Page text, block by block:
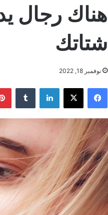
هناك رجال
شتاتك
نوفمبر 18, 2022
فيسبوك X لينكدإن